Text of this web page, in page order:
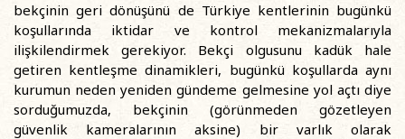
bekçinin geri dönüşünü de Türkiye kentlerinin bugünkü
koşullarında iktidar ve kontrol mekanizmalarıyla
ilişkilendirmek gerekiyor. Bekçi olgusunu kadük hale
getiren kentleşme dinamikleri, bugünkü koşullarda aynı
kurumun neden yeniden gündeme gelmesine yol açtı diye
sorduğumuzda, bekçinin (görünmeden gözetleyen
güvenlik kameralarının aksine) bir varlık olarak